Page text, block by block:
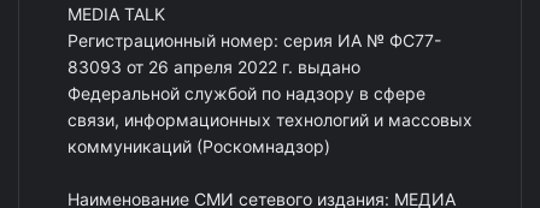
MEDIA TALK
Регистрационный номер: серия ИА № ФС77-
83093 от 26 апреля 2022 г. выдано
Федеральной службой по надзору в сфере
связи, информационных технологий и массовых
коммуникаций (Роскомнадзор)
Наименование СМИ сетевого издания: МЕДИА